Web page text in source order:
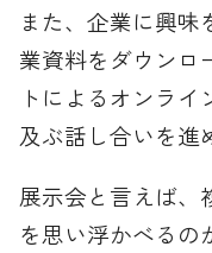
また、企業に興
業資料をダウンロ
トによるオンラ
及ぶ話し合いを進
展示会と言えば、
を思い浮かべるの